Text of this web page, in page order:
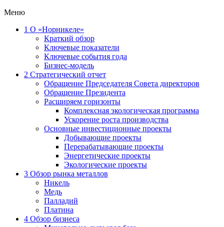
Меню
1 О «Норникеле»
Краткий обзор
Ключевые показатели
Ключевые события года
Бизнес-модель
2 Стратегический отчет
Обращение Председателя Совета директоров
Обращение Президента
Расширяем горизонты
Комплексная экологическая программа
Ускорение роста производства
Основные инвестиционные проекты
Добывающие проекты
Перерабатывающие проекты
Энергетические проекты
Экологические проекты
3 Обзор рынка металлов
Никель
Медь
Палладий
Платина
4 Обзор бизнеса